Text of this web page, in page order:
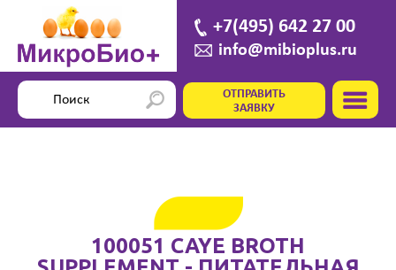
+7(495) 642 27 00
info@mibioplus.ru
ОТПРАВИТЬ
ЗАЯВКУ
100051 CAYE BROTH